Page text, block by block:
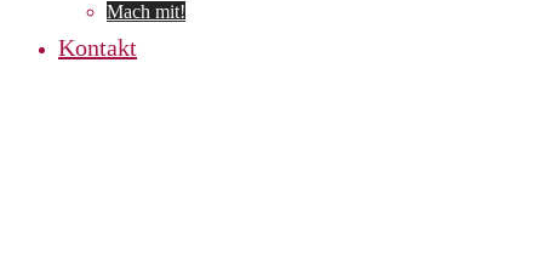
Mach mit!
Kontakt